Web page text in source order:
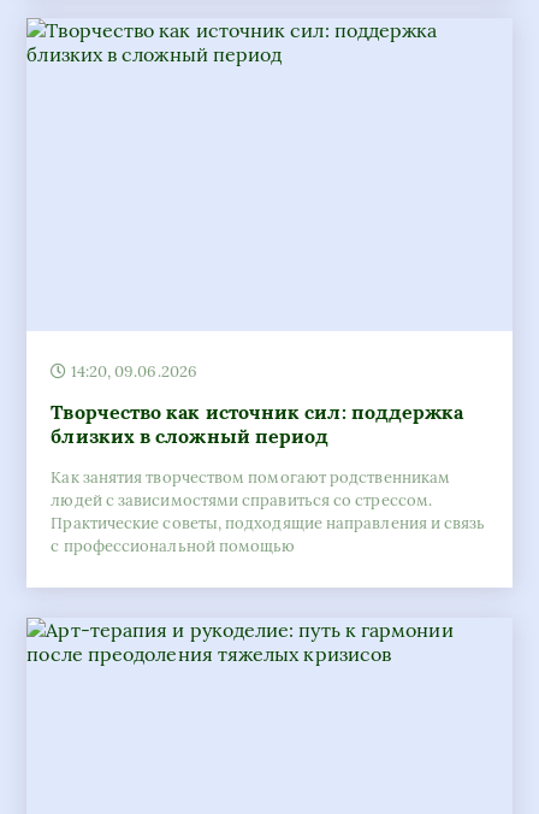
14:20, 09.06.2026
Творчество как источник сил: поддержка
близких в сложный период
Как занятия творчеством помогают родственникам
людей с зависимостями справиться со стрессом.
Практические советы, подходящие направления и связь
с профессиональной помощью